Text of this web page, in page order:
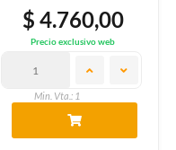
$ 4.760,00
Precio exclusivo web
Min. Vta.: 1